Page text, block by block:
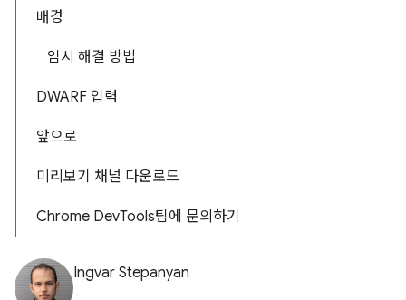
배경
임시 해결 방법
DWARF 입력
앞으로
미리보기 채널 다운로드
Chrome DevTools팀에 문의하기
Ingvar Stepanyan